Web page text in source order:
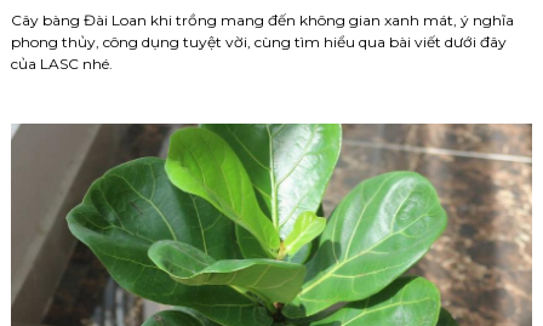
Cây bàng Đài Loan khi trồng mang đến không gian xanh mát, ý nghĩa
phong thủy, công dụng tuyệt vời, cùng tìm hiểu qua bài viết dưới đây
của LASC nhé.